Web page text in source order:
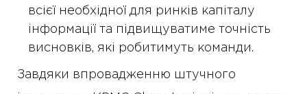
всієї необхідної для ринків капіталу
інформації та підвищуватиме точність
висновків, які робитимуть команди.
Завдяки впровадженню штучного